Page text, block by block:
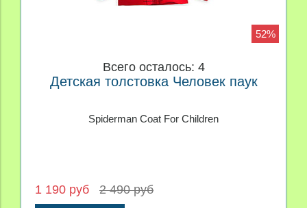
52%
Всего осталось: 4
Детская толстовка Человек паук
Spiderman Coat For Children
1 190 руб 2 490 руб